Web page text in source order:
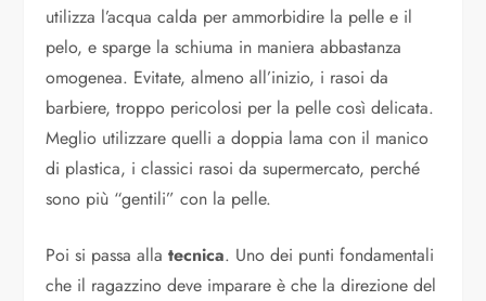
utilizza l’acqua calda per ammorbidire la pelle e il
pelo, e sparge la schiuma in maniera abbastanza
omogenea. Evitate, almeno all’inizio, i rasoi da
barbiere, troppo pericolosi per la pelle così delicata.
Meglio utilizzare quelli a doppia lama con il manico
di plastica, i classici rasoi da supermercato, perché
sono più “gentili” con la pelle.
Poi si passa allatecnica. Uno dei punti fondamentali
che il ragazzino deve imparare è che la direzione del